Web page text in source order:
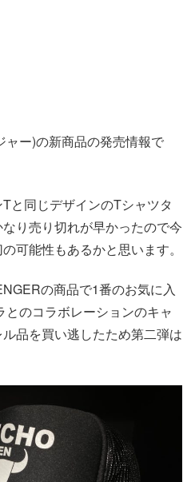
ー)の新商品の発売情報で
と同じデザインのTシャツタ
り売り切れが早かったので今
可能性もあるかと思います。
の商品で1番のお気に入
とのコラボレーションのキャ
品を買い逃したため第二弾は